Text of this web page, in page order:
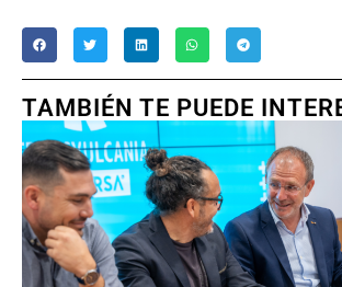
TAMBIÉN TE PUEDE